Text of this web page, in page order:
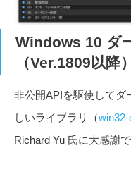
Windows 10 ダ
（Ver.1809以降）
非公開APIを駆使してダ
しいライブラリ（
Richard Yu 氏に大感謝で